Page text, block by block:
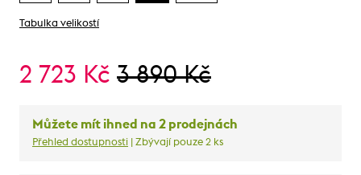
Tabulka velikostí
2 723 Kč 3 890 Kč
Můžete mít ihned na 2 prodejnách
Přehled dostupnosti | Zbývají pouze 2 ks